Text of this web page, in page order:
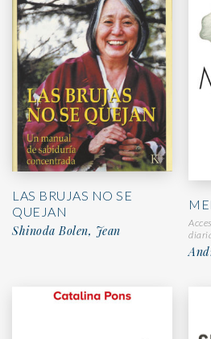
LAS BRUJAS NO SE
QUEJAN
Shinoda Bolen, Jean